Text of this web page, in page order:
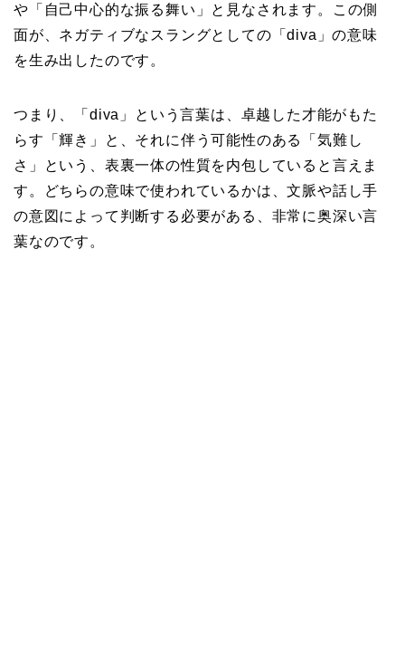
や「自己中心的な振る舞い」と見なされます。この側
面が、ネガティブなスラングとしての「diva」の意味
を生み出したのです。
つまり、「diva」という言葉は、卓越した才能がもた
らす「輝き」と、それに伴う可能性のある「気難し
さ」という、表裏一体の性質を内包していると言えま
す。どちらの意味で使われているかは、文脈や話し手
の意図によって判断する必要がある、非常に奥深い言
葉なのです。